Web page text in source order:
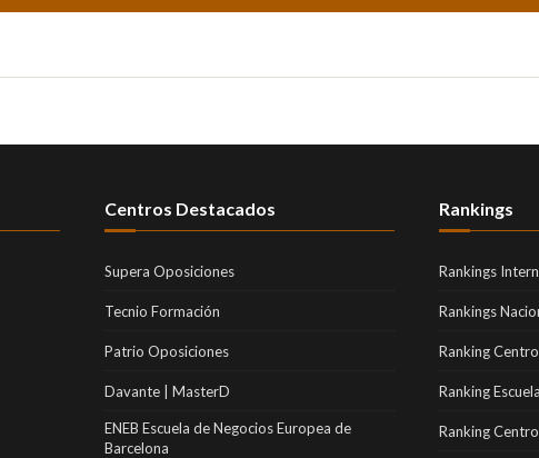
Centros Destacados
Supera Oposiciones
Tecnio Formación
Patrio Oposiciones
Davante | MasterD
ENEB Escuela de Negocios Europea de
Barcelona
Rankings
Rankings
Rankings
Ranking
Ranking
Ranking